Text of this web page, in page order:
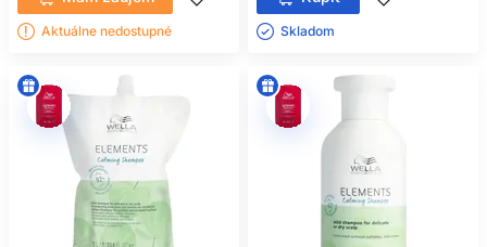
Aktuálne nedostupné Skladom ㅤ